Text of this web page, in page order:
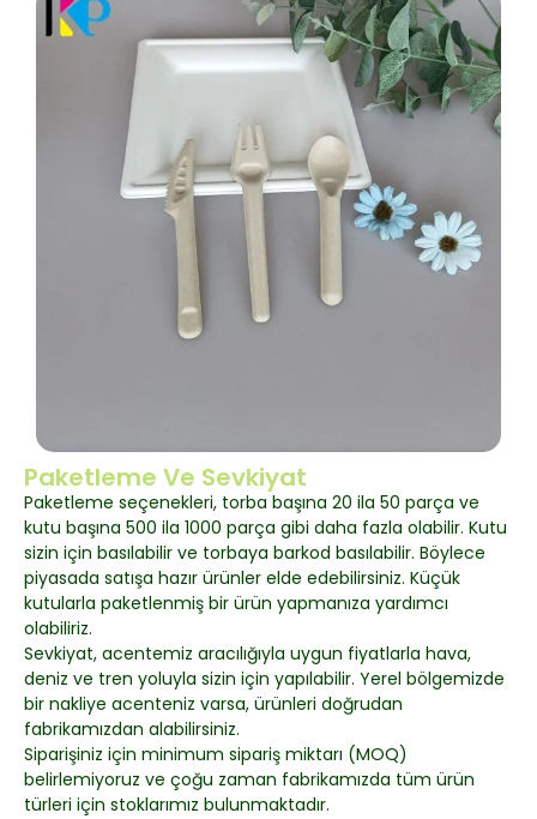
Paketleme Ve Sevkiyat
Paketleme seçenekleri, torba başına 20 ila 50 parça ve
kutu başına 500 ila 1000 parça gibi daha fazla olabilir. Kutu
sizin için basılabilir ve torbaya barkod basılabilir. Böylece
piyasada satışa hazır ürünler elde edebilirsiniz. Küçük
kutularla paketlenmiş bir ürün yapmanıza yardımcı
olabiliriz.
Sevkiyat, acentemiz aracılığıyla uygun fiyatlarla hava,
deniz ve tren yoluyla sizin için yapılabilir. Yerel bölgemizde
bir nakliye acenteniz varsa, ürünleri doğrudan
fabrikamızdan alabilirsiniz.
Siparişiniz için minimum sipariş miktarı (MOQ)
belirlemiyoruz ve çoğu zaman fabrikamızda tüm ürün
türleri için stoklarımız bulunmaktadır.